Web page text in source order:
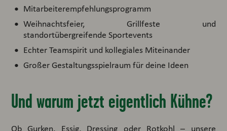
Mitarbeiterempfehlungsprogramm
Weihnachtsfeier, Grillfeste und
standortübergreifende Sportevents
Echter Teamspirit und kollegiales Miteinander
Großer Gestaltungsspielraum für deine Ideen
Und warum jetzt eigentlich Kühne?
Ob Gurken, Essig, Dressing oder Rotkohl – unsere